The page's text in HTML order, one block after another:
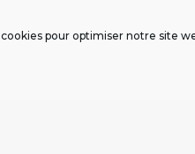
pour optimiser notre site